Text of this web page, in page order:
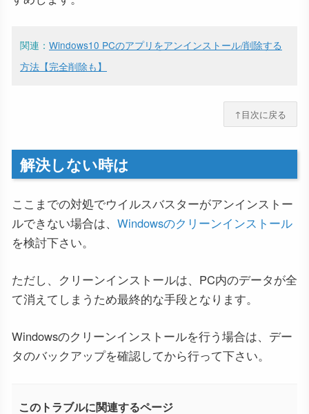
関連： Windows10 PCのアプリをアンインストール/削除する
方法【完全削除も】
↑目次に戻る
解決しない時は
ここまでの対処でウイルスバスターがアンインストー
ルできない場合は、 Windowsのクリーンインストール
を検討下さい。
ただし、クリーンインストールは、PC内のデータが全
て消えてしまうため最終的な手段となります。
Windowsのクリーンインストールを行う場合は、デー
タのバックアップを確認してから行って下さい。
このトラブルに関連するページ